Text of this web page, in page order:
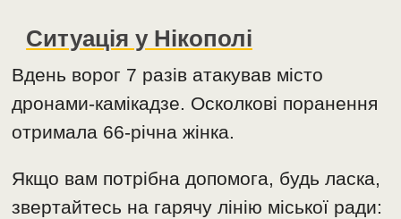
Ситуація у Нікополі
Вдень ворог 7 разів атакував місто
дронами-камікадзе. Осколкові поранення
отримала 66-річна жінка.
Якщо вам потрібна допомога, будь ласка,
звертайтесь на гарячу лінію міської ради: